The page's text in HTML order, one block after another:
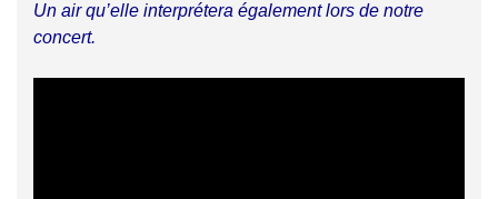
Un air qu’elle interprétera également lors de notre
concert.